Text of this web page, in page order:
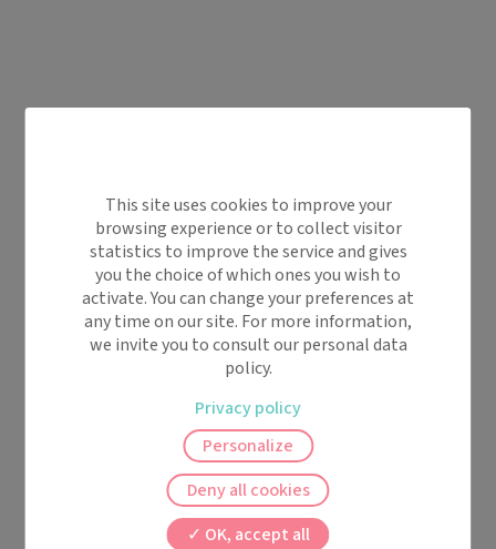
This site uses cookies to improve your
browsing experience or to collect visitor
statistics to improve the service and gives
you the choice of which ones you wish to
activate. You can change your preferences at
any time on our site. For more information,
we invite you to consult our personal data
policy.
OK, accept all
Deny all cookies
Personalize
Privacy policy